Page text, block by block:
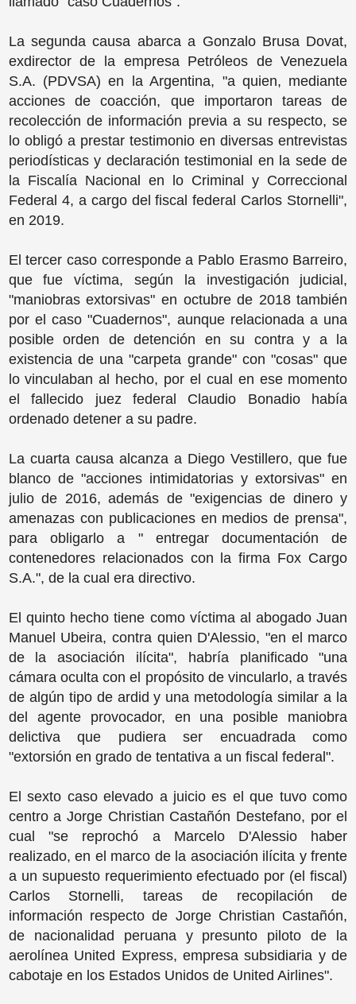
La segunda causa abarca a Gonzalo Brusa Dovat,
exdirector de la empresa Petróleos de Venezuela
S.A. (PDVSA) en la Argentina, "a quien, mediante
acciones de coacción, que importaron tareas de
recolección de información previa a su respecto, se
lo obligó a prestar testimonio en diversas entrevistas
periodísticas y declaración testimonial en la sede de
la Fiscalía Nacional en lo Criminal y Correccional
Federal 4, a cargo del fiscal federal Carlos Stornelli",
en 2019.
El tercer caso corresponde a Pablo Erasmo Barreiro,
que fue víctima, según la investigación judicial,
"maniobras extorsivas" en octubre de 2018 también
por el caso "Cuadernos", aunque relacionada a una
posible orden de detención en su contra y a la
existencia de una "carpeta grande" con "cosas" que
lo vinculaban al hecho, por el cual en ese momento
el fallecido juez federal Claudio Bonadio había
ordenado detener a su padre.
La cuarta causa alcanza a Diego Vestillero, que fue
blanco de "acciones intimidatorias y extorsivas" en
julio de 2016, además de "exigencias de dinero y
amenazas con publicaciones en medios de prensa",
para obligarlo a " entregar documentación de
contenedores relacionados con la firma Fox Cargo
S.A.", de la cual era directivo.
El quinto hecho tiene como víctima al abogado Juan
Manuel Ubeira, contra quien D'Alessio, "en el marco
de la asociación ilícita", habría planificado "una
cámara oculta con el propósito de vincularlo, a través
de algún tipo de ardid y una metodología similar a la
del agente provocador, en una posible maniobra
delictiva que pudiera ser encuadrada como
"extorsión en grado de tentativa a un fiscal federal".
El sexto caso elevado a juicio es el que tuvo como
centro a Jorge Christian Castañón Destefano, por el
cual "se reprochó a Marcelo D'Alessio haber
realizado, en el marco de la asociación ilícita y frente
a un supuesto requerimiento efectuado por (el fiscal)
Carlos Stornelli, tareas de recopilación de
información respecto de Jorge Christian Castañón,
de nacionalidad peruana y presunto piloto de la
aerolínea United Express, empresa subsidiaria y de
cabotaje en los Estados Unidos de United Airlines".